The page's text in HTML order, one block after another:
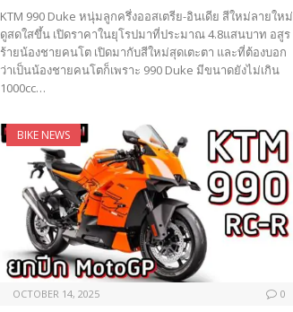
KTM 990 Duke หนุ่มลูกครึ่งออสเตรีย-อินเดีย สีใหม่ลายใหม่
ดูสดใสขึ้น เปิดราคาในยุโรปมาที่ประมาณ 4.8แสนบาท อสูร
ร้ายน้องชายคนโต เปิดมากับสีใหม่สุดเตะตา และที่ต้องบอก
ว่าเป็นน้องชายคนโตก็เพราะ 990 Duke มีขนาดยังไม่เกิน
1000cc…
BIKE NEWS
OCTOBER 14, 2025 0